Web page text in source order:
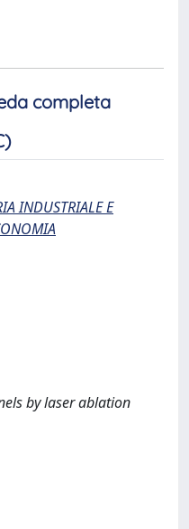
completa
INDUSTRIALE E
by laser ablation